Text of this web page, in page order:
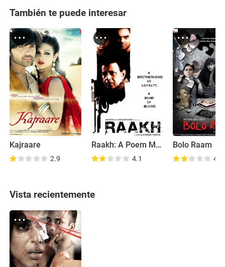
También te puede interesar
Kajraare
2.9
Raakh: A Poem Masked in Blood
4.1
Bolo Raam
4.4
Vista recientemente